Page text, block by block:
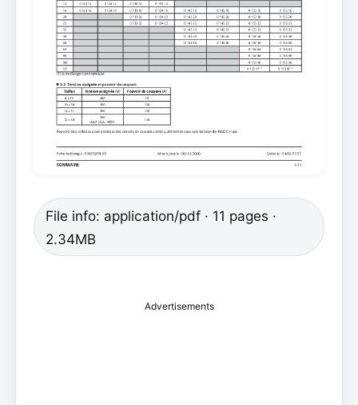
File info: application/pdf · 11 pages ·
2.34MB
Advertisements